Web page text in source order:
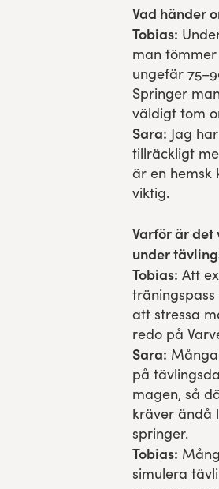
Vad händer
Tobias:
man
ungefär
Springer
väldigt tom
Sara: Jag
tillräckligt
är en hemsk
viktig.
Varför är det
under
Tobias: Att
att stressa
redo på
Sara:
på
magen, så
kräver ändå
springer.
Tobias:
simulera